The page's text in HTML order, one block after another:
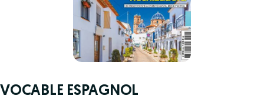
VOCABLE ESPAGNOL